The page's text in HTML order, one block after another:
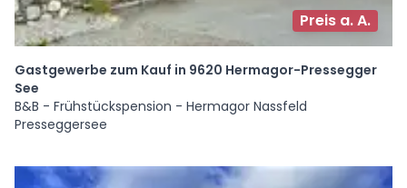
Preis a. A.
Gastgewerbe zum Kauf in 9620 Hermagor-Pressegger
See
B&B - Frühstückspension - Hermagor Nassfeld
Presseggersee